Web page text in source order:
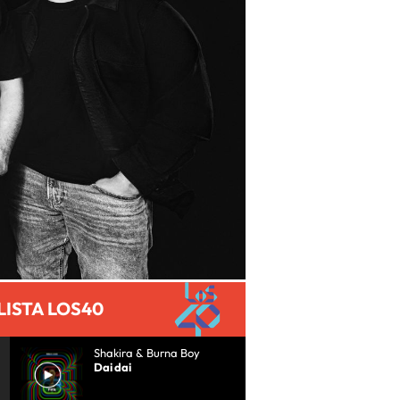
LOS40
Shakira & Burna Boy
Dai dai